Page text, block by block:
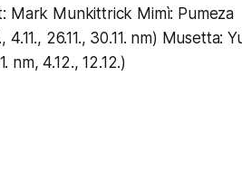
Mark Munkittrick Mimì: Pumeza
26.11., 30.11. nm) Musetta:
nm, 4.12., 12.12.)